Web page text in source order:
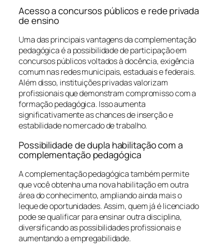
Acesso a concursos públicos e rede privada
de ensino
Uma das principais vantagens da complementação
pedagógica é a possibilidade de participação em
concursos públicos voltados à docência, exigência
comum nas redes municipais, estaduais e federais.
Além disso, instituições privadas valorizam
profissionais que demonstram compromisso com a
formação pedagógica. Isso aumenta
significativamente as chances de inserção e
estabilidade no mercado de trabalho.
Possibilidade de dupla habilitação com a
complementação pedagógica
A complementação pedagógica também permite
que você obtenha uma nova habilitação em outra
área do conhecimento, ampliando ainda mais o
leque de oportunidades. Assim, quem já é licenciado
pode se qualificar para ensinar outra disciplina,
diversificando as possibilidades profissionais e
aumentando a empregabilidade.